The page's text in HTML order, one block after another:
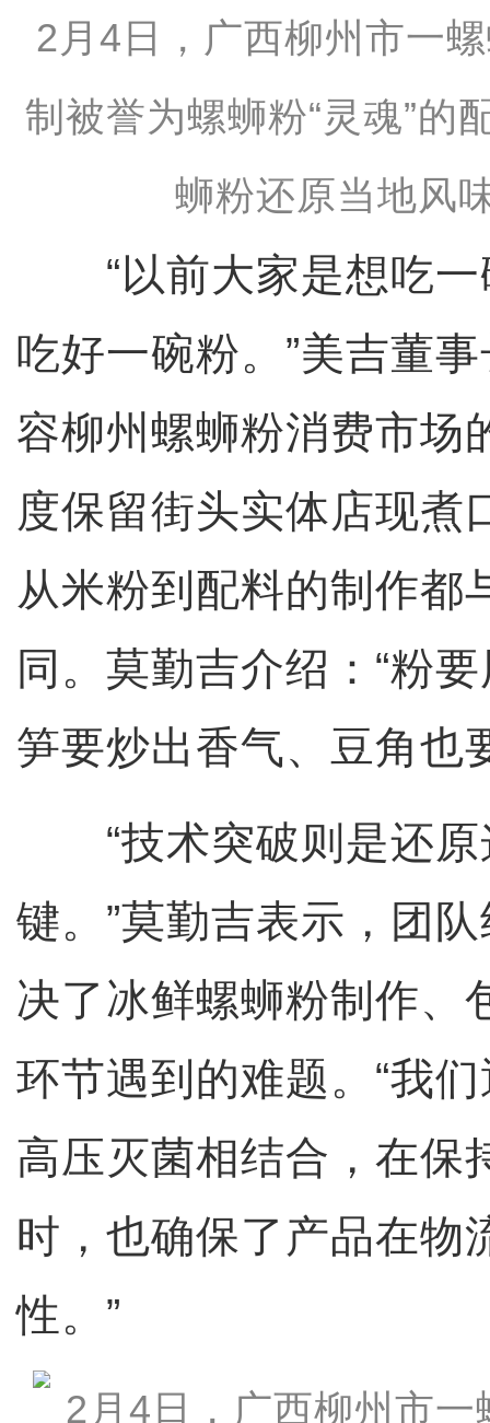
2月4日，广西柳州市一
制被誉为螺蛳粉“灵魂”的
蛳粉还原当地风
“以前大家是想吃一
吃好一碗粉。”美吉董
容柳州螺蛳粉消费市场
度保留街头实体店现煮
从米粉到配料的制作都
同。莫勤吉介绍：“粉
笋要炒出香气、豆角也
“技术突破则是还原
键。”莫勤吉表示，团
决了冰鲜螺蛳粉制作、
环节遇到的难题。“我
高压灭菌相结合，在保
时，也确保了产品在物
性。”